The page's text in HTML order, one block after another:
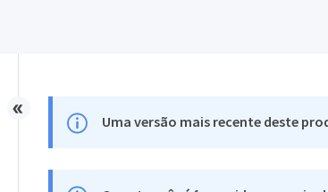
Uma versão mais recente deste